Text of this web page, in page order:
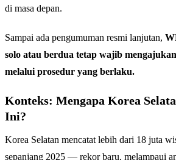
di masa depan.
Sampai ada pengumuman resmi lanjutan,
solo atau berdua tetap wajib
melalui prosedur yang berlaku.
Konteks: Mengapa Korea
Ini?
Korea Selatan mencatat lebih dari 18 juta
sepanjang 2025 — rekor baru, melampaui